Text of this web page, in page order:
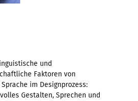
und
Faktoren von
im Designprozess:
Gestalten, Sprechen und